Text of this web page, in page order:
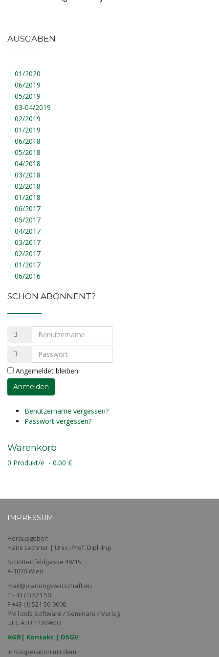
AUSGABEN
01/2020
06/2019
05/2019
03-04/2019
02/2019
01/2019
06/2018
05/2018
04/2018
03/2018
02/2018
01/2018
06/2017
05/2017
04/2017
03/2017
02/2017
01/2017
06/2016
SCHON ABONNENT?
Angemeldet bleiben
Benutzername vergessen?
Passwort vergessen?
Warenkorb
0 Produkt/e - 0.00 €
IMPRESSUM
Herausgeber:
Hans Lechner | Univ.-Prof. Dipl.-Ing.
Schottenfeldgasse 49/15
A-1070 Wien
mail@planungswirtschaft.eu
T +43 (1) 521 50
F +43 (1) 521 50-9000
PMTools Software / Seminare / Verlag
UID: ATU 12209607
AGB | Kontakt | DSGV
In Kooperation mit dem